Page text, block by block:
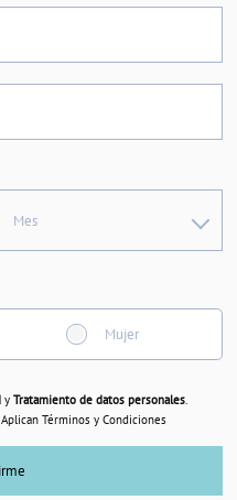
Mes
Mujer
y Tratamiento de datos personales.
Términos y Condiciones